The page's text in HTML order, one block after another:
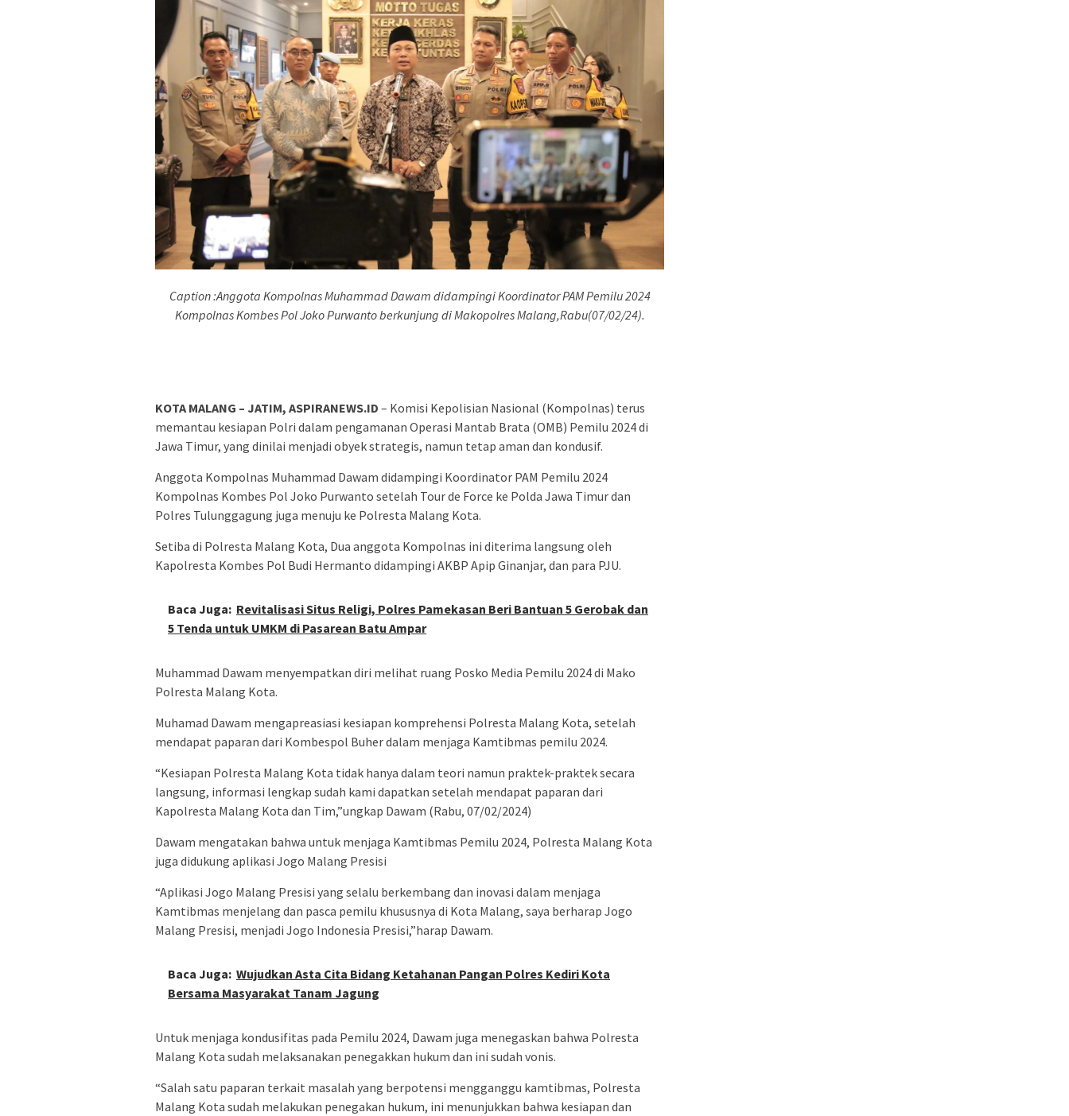
Caption :Anggota Kompolnas Muhammad Dawam didampingi Koordinator PAM Pemilu 2024
Kompolnas Kombes Pol Joko Purwanto berkunjung di Makopolres Malang,Rabu(07/02/24).
KOTA MALANG – JATIM, ASPIRANEWS.ID – Komisi Kepolisian Nasional (Kompolnas) terus
memantau kesiapan Polri dalam pengamanan Operasi Mantab Brata (OMB) Pemilu 2024 di
Jawa Timur, yang dinilai menjadi obyek strategis, namun tetap aman dan kondusif.
Anggota Kompolnas Muhammad Dawam didampingi Koordinator PAM Pemilu 2024
Kompolnas Kombes Pol Joko Purwanto setelah Tour de Force ke Polda Jawa Timur dan
Polres Tulunggagung juga menuju ke Polresta Malang Kota.
Setiba di Polresta Malang Kota, Dua anggota Kompolnas ini diterima langsung oleh
Kapolresta Kombes Pol Budi Hermanto didampingi AKBP Apip Ginanjar, dan para PJU.
Baca Juga: Revitalisasi Situs Religi, Polres Pamekasan Beri Bantuan 5 Gerobak dan
5 Tenda untuk UMKM di Pasarean Batu Ampar
Muhammad Dawam menyempatkan diri melihat ruang Posko Media Pemilu 2024 di Mako
Polresta Malang Kota.
Muhamad Dawam mengapreasiasi kesiapan komprehensi Polresta Malang Kota, setelah
mendapat paparan dari Kombespol Buher dalam menjaga Kamtibmas pemilu 2024.
“Kesiapan Polresta Malang Kota tidak hanya dalam teori namun praktek-praktek secara
langsung, informasi lengkap sudah kami dapatkan setelah mendapat paparan dari
Kapolresta Malang Kota dan Tim,”ungkap Dawam (Rabu, 07/02/2024)
Dawam mengatakan bahwa untuk menjaga Kamtibmas Pemilu 2024, Polresta Malang Kota
juga didukung aplikasi Jogo Malang Presisi
“Aplikasi Jogo Malang Presisi yang selalu berkembang dan inovasi dalam menjaga
Kamtibmas menjelang dan pasca pemilu khususnya di Kota Malang, saya berharap Jogo
Malang Presisi, menjadi Jogo Indonesia Presisi,”harap Dawam.
Baca Juga: Wujudkan Asta Cita Bidang Ketahanan Pangan Polres Kediri Kota
Bersama Masyarakat Tanam Jagung
Untuk menjaga kondusifitas pada Pemilu 2024, Dawam juga menegaskan bahwa Polresta
Malang Kota sudah melaksanakan penegakkan hukum dan ini sudah vonis.
“Salah satu paparan terkait masalah yang berpotensi mengganggu kamtibmas, Polresta
Malang Kota sudah melakukan penegakan hukum, ini menunjukkan bahwa kesiapan dan